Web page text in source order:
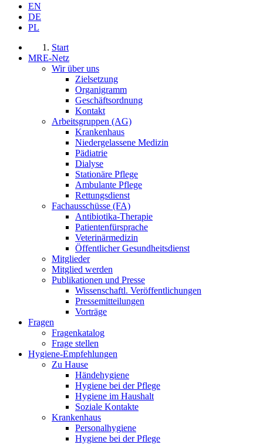
EN
DE
PL
Start
MRE-Netz
Wir über uns
Zielsetzung
Organigramm
Geschäftsordnung
Kontakt
Arbeitsgruppen (AG)
Krankenhaus
Niedergelassene Medizin
Pädiatrie
Dialyse
Stationäre Pflege
Ambulante Pflege
Rettungsdienst
Fachausschüsse (FA)
Antibiotika-Therapie
Patientenfürsprache
Veterinärmedizin
Öffentlicher Gesundheitsdienst
Mitglieder
Mitglied werden
Publikationen und Presse
Wissenschaftl. Veröffentlichungen
Pressemitteilungen
Vorträge
Fragen
Fragenkatalog
Frage stellen
Hygiene-Empfehlungen
Zu Hause
Händehygiene
Hygiene bei der Pflege
Hygiene im Haushalt
Soziale Kontakte
Krankenhaus
Personalhygiene
Hygiene bei der Pflege